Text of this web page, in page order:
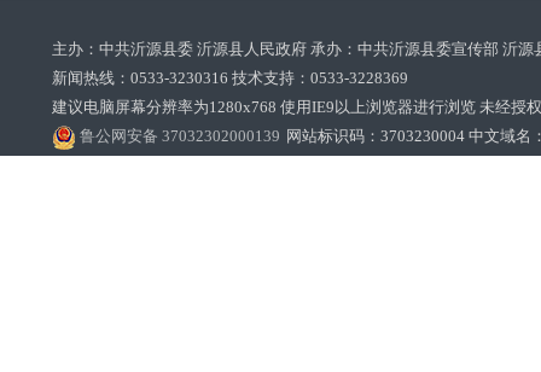
主办：中共沂源县委 沂源县人民政府 承办：中共沂源县委宣传部 沂
新闻热线：0533-3230316 技术支持：0533-3228369‌‌
建议电脑屏幕分辨率为1280x768 使用IE9以上浏览器进行浏览 未经授
鲁公网安备 37032302000139 网站标识码：3703230004 中文域名